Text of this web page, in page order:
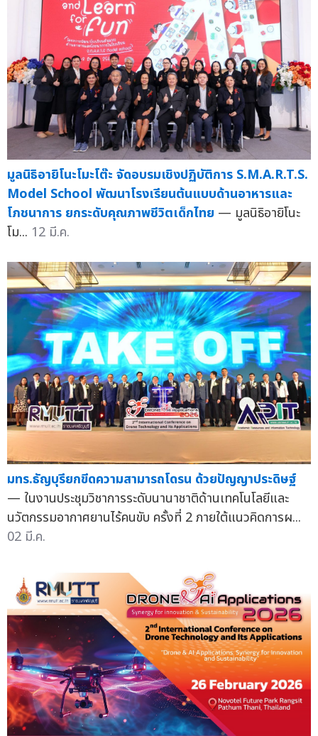
มูลนิธิอายิโนะโมะโต๊ะ จัดอบรมเชิงปฏิบัติการ S.M.A.R.T.S.
Model School พัฒนาโรงเรียนต้นแบบด้านอาหารและ
โภชนาการ ยกระดับคุณภาพชีวิตเด็กไทย — มูลนิธิอายิโนะ
โม... 12 มี.ค.
มทร.ธัญบุรียกขีดความสามารถโดรน ด้วยปัญญาประดิษฐ์
— ในงานประชุมวิชาการระดับนานาชาติด้านเทคโนโลยีและ
นวัตกรรมอากาศยานไร้คนขับ ครั้งที่ 2 ภายใต้แนวคิดการผ...
02 มี.ค.